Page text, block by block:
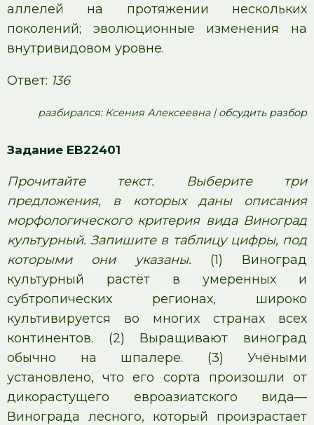
аллелей на протяжении нескольких
поколений; эволюционные изменения на
внутривидовом уровне.
Ответ: 136
pазбирался: Ксения Алексеевна |обсудить разбор
Задание EB22401
Прочитайте текст. Выберите три
предложения, в которых даны описания
морфологического критерия вида Виноград
культурный. Запишите в таблицу цифры, под
которыми они указаны. (1) Виноград
культурный растёт в умеренных и
субтропических регионах, широко
культивируется во многих странах всех
континентов. (2) Выращивают виноград
обычно на шпалере. (3) Учёными
установлено, что его сорта произошли от
дикорастущего евроазиатского вида—
Винограда лесного, который произрастает